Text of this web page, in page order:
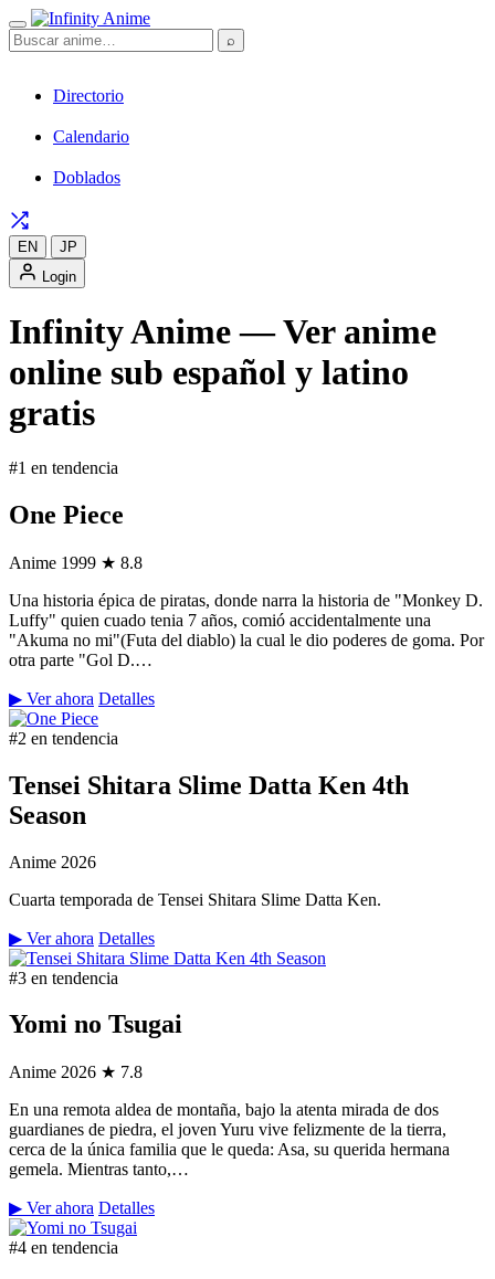
⌕
Directorio
Calendario
Doblados
EN
JP
Login
Infinity Anime — Ver anime
online sub español y latino
gratis
#1 en tendencia
One Piece
Anime 1999 ★ 8.8
Una historia épica de piratas, donde narra la historia de "Monkey D.
Luffy" quien cuado tenia 7 años, comió accidentalmente una
"Akuma no mi"(Futa del diablo) la cual le dio poderes de goma. Por
otra parte "Gol D.…
▶ Ver ahora Detalles
#2 en tendencia
Tensei Shitara Slime Datta Ken 4th
Season
Anime 2026
Cuarta temporada de Tensei Shitara Slime Datta Ken.
▶ Ver ahora Detalles
#3 en tendencia
Yomi no Tsugai
Anime 2026 ★ 7.8
En una remota aldea de montaña, bajo la atenta mirada de dos
guardianes de piedra, el joven Yuru vive felizmente de la tierra,
cerca de la única familia que le queda: Asa, su querida hermana
gemela. Mientras tanto,…
▶ Ver ahora Detalles
#4 en tendencia